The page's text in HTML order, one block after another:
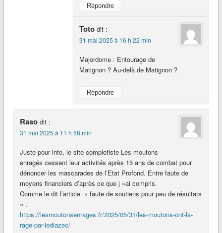
Répondre
Toto dit :
31 mai 2025 à 16 h 22 min
Majordome : Entourage de
Matignon ? Au-delà de Matignon ?
Répondre
Raso dit :
31 mai 2025 à 11 h 58 min
Juste pour info, le site complotiste Les moutons
enragés cessent leur activités après 15 ans de combat pour
dénoncer les mascarades de l’Etat Profond. Entre faute de
moyens financiers d’après ce que j »ai compris.
Comme le dit l’article » faute de soutiens pour peu de résultats
« .
https://lesmoutonsenrages.fr/2025/05/31/les-moutons-ont-la-
rage-par-lediazec/